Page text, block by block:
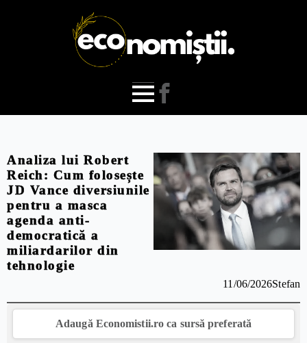
Analiza lui Robert
Reich: Cum folosește
JD Vance diversiunile
pentru a masca
agenda anti-
democratică a
miliardarilor din
tehnologie
11/06/2026Stefan
Adaugă Economistii.ro ca sursă preferată